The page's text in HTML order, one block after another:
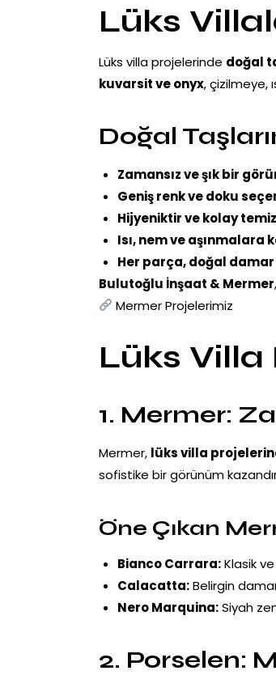
Lüks
Lüks villa projelerinde doğal
kuvarsit ve onyx, çizilmeye,
Doğal
Zamansız ve şık bir
Geniş renk ve doku
Hijyeniktir ve kolay
Isı, nem ve aşınmalara
Her parça, doğal
Bulutoğlu İnşaat & Mermer
Mermer Projelerimiz
Lüks Villa
1. Mermer:
Mermer, lüks villa
sofistike bir görünüm
Öne Çıkan
Bianco Carrara:Klasik
Calacatta:Belirgin
Nero Marquina:Siyah
2. Porselen: